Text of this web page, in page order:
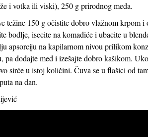
i votka ili viski), 250 g prirodnog meda.
težine 150 g očistite dobro vlažnom krpom
bodlje, isecite na komadiće i ubacite u
apsorciju na kapilarnom nivou prilikom
pa dodajte med i izešajte dobro kašikom.
sirće u istoj količini. Čuva se u flašici od
na dan.